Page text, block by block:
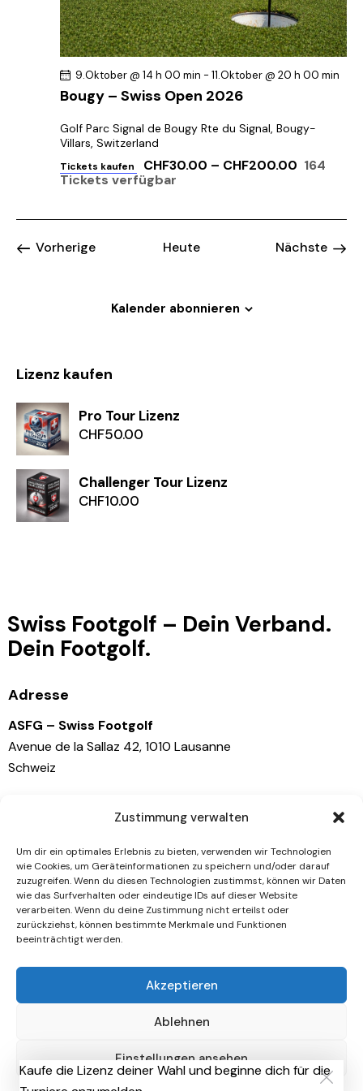
Zustimmung verwalten
Um dir ein optimales Erlebnis zu bieten, verwenden wir Technologien
wie Cookies, um Geräteinformationen zu speichern und/oder darauf
zuzugreifen. Wenn du diesen Technologien zustimmst, können wir Daten
wie das Surfverhalten oder eindeutige IDs auf dieser Website
verarbeiten. Wenn du deine Zustimmung nicht erteilst oder
zurückziehst, können bestimmte Merkmale und Funktionen
beeinträchtigt werden.
Akzeptieren
Ablehnen
Einstellungen ansehen
Bougy – Swiss Open 2026
9.Oktober @ 14 h 00 min - 11.Oktober @ 20 h 00 min
Golf Parc Signal de Bougy Rte du Signal, Bougy-
Villars, Switzerland
Tickets kaufen CHF30.00 – CHF200.00 164
Tickets verfügbar
VorherigeVeranstaltungen
Heute
Nächste
Kalender abonnieren
Lizenz kaufen
Pro Tour Lizenz
CHF50.00
Challenger Tour Lizenz
CHF10.00
Swiss Footgolf – Dein Verband.
Dein Footgolf.
Adresse
ASFG – Swiss Footgolf
Avenue de la Sallaz 42, 1010 Lausanne
Schweiz
Kontaktiere uns
+41 79 767 81 41
Socials
Facebook
Instagram
Kaufe die Lizenz deiner Wahl und beginne dich für die